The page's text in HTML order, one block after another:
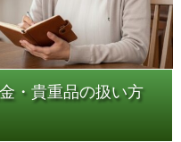
・貴重品の扱い方